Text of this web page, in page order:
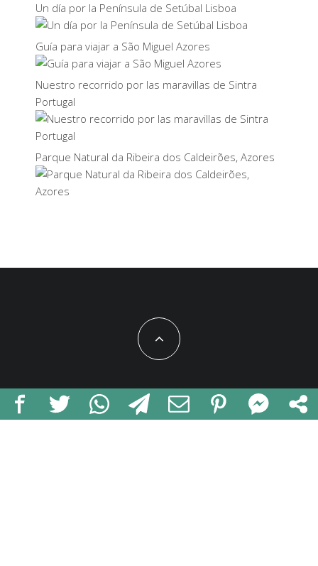
Un día por la Península de Setúbal Lisboa
Guía para viajar a São Miguel Azores
Nuestro recorrido por las maravillas de Sintra
Portugal
Parque Natural da Ribeira dos Caldeirões, Azores